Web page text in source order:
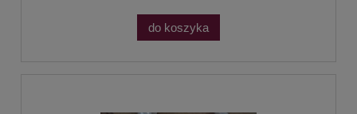
do koszyka